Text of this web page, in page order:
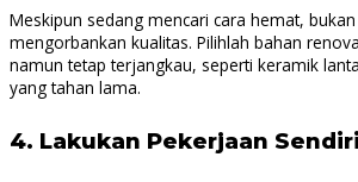
Meskipun sedang mencari cara hemat,
mengorbankan kualitas. Pilihlah bahan
namun tetap terjangkau, seperti keramik
yang tahan lama.
4. Lakukan Pekerjaan Sendiri